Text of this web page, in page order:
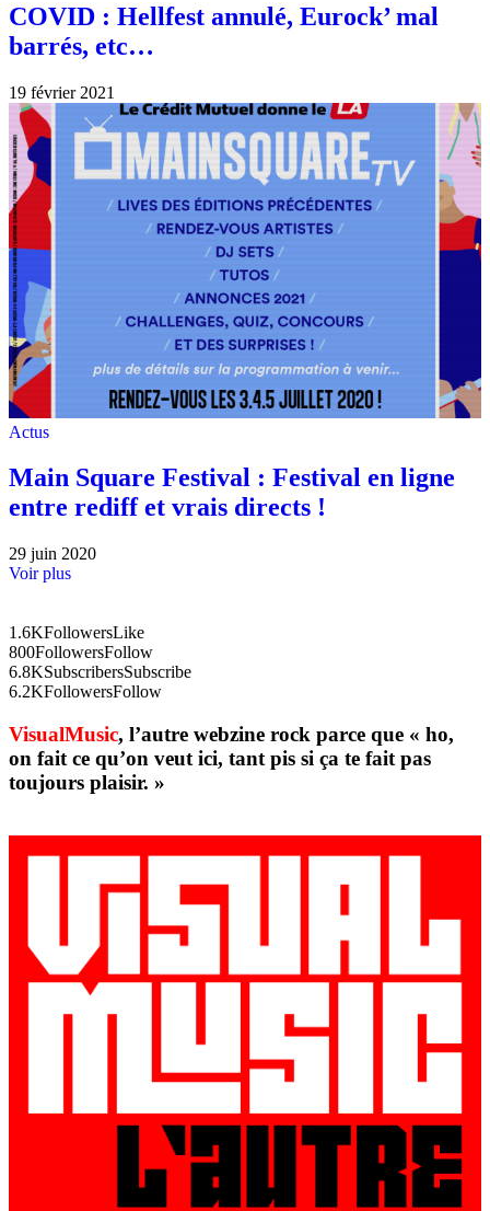
COVID : Hellfest annulé, Eurock’ mal
barrés, etc…
19 février 2021
Actus
Main Square Festival : Festival en ligne
entre rediff et vrais directs !
29 juin 2020
Voir plus
1.6KFollowersLike
800FollowersFollow
6.8KSubscribersSubscribe
6.2KFollowersFollow
VisualMusic, l’autre webzine rock parce que « ho,
on fait ce qu’on veut ici, tant pis si ça te fait pas
toujours plaisir. »